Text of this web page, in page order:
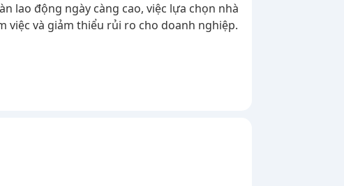
lao động ngày càng cao, việc lựa chọn nhà
việc và giảm thiểu rủi ro cho doanh nghiệp.